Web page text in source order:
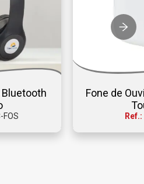
Bluetooth
FOS
Fone de
Ref.: